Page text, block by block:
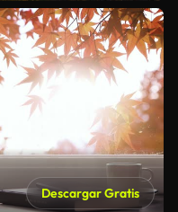
Descargar Gratis